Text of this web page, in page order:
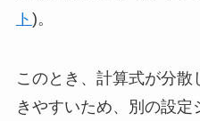
ト )。
このとき、計算式が分散
きやすいため、別の設